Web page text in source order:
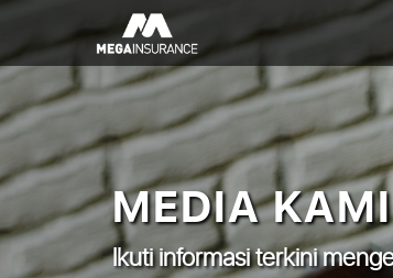
MEDIA KAMI
Ikuti informasi terkini